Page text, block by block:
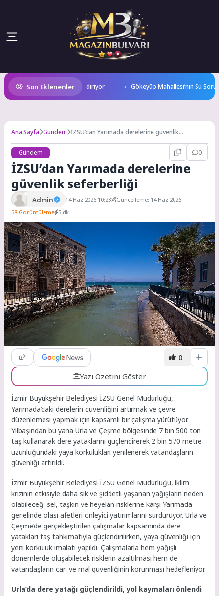
Son Eklenenler
afetlere karşı bilinçlendiriyor Gökeyüp Mahallesi’nin Su Sorunu
Ana Sayfa Gündem İZSU’dan Yarımada derelerine güvenlik
Gündem
0
İZSU’dan Yarımada derelerine
güvenlik seferberliği
Admin 14 Haz 2026 10:23
Güncelleme: 14 Haz 2026
58 Görüntüleme 5 dk.
0
Yazı Özetini Göster
İzmir Büyükşehir Belediyesi İZSU Genel Müdürlüğü,
Yarımada’daki derelerin güvenliğini artırmak ve çevre
düzenlemesi yapmak için kapsamlı bir çalışma yürütüyor.
Yılbaşından bu yana Urla ve Çeşme bölgesinde 7 bin 500 ton
taş kullanarak dere yataklarını güçlendirerek 2 bin 570 metre
uzunluğundaki yaya korkulukları yenilenerek vatandaşların
güvenliği artırıldı.
İzmir Büyükşehir Belediyesi İZSU Genel Müdürlüğü, iklim
krizinin etkisiyle daha sık ve şiddetli yaşanan yağışların neden
olabileceği sel, taşkın ve heyelan risklerine karşı Yarımada
genelinde olası afetleri önleyici yatırımlarını sürdürüyor. Urla ve
Çeşme’de gerçekleştirilen çalışmalar kapsamında dere
yatakları taş tahkimatıyla güçlendirilirken, yaya güvenliği için
yeni korkuluk imalatı yapıldı. Çalışmalarla hem yağışlı
dönemlerde oluşabilecek risklerin azaltılması hem de
vatandaşların can ve mal güvenliğinin korunması hedefleniyor.
Urla’da dere yatağı güçlendirildi, yol kaymaları önlendi